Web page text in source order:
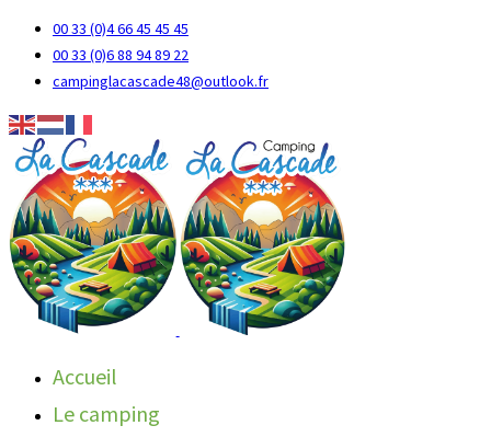
00 33 (0)4 66 45 45 45
00 33 (0)6 88 94 89 22
campinglacascade48@outlook.fr
Accueil
Le camping